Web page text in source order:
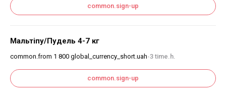
common.sign-up
Мальтіпу/Пудель 4-7 кг
common.from 1 800 global_currency_short.uah•3 time.h.
common.sign-up